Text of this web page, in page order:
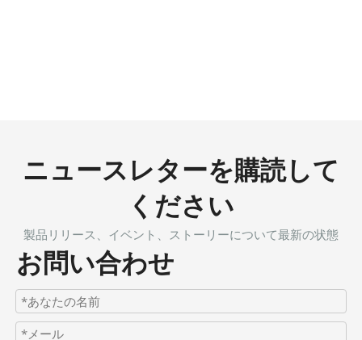
ニュースレターを購読して
ください
製品リリース、イベント、ストーリーについて最新の状態
お問い合わせ